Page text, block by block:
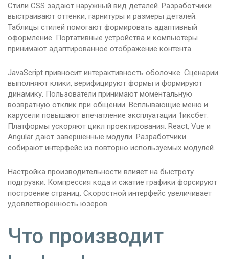
Стили CSS задают наружный вид деталей. Разработчики
выстраивают оттенки, гарнитуры и размеры деталей.
Таблицы стилей помогают формировать адаптивный
оформление. Портативные устройства и компьютеры
принимают адаптированное отображение контента.
JavaScript привносит интерактивность оболочке. Сценарии
выполняют клики, верифицируют формы и формируют
динамику. Пользователи принимают моментальную
возвратную отклик при общении. Всплывающие меню и
карусели повышают впечатление эксплуатации 1иксбет.
Платформы ускоряют цикл проектирования. React, Vue и
Angular дают завершенные модули. Разработчики
собирают интерфейс из повторно используемых модулей.
Настройка производительности влияет на быстроту
подгрузки. Компрессия кода и сжатие графики форсируют
построение страниц. Скоростной интерфейс увеличивает
удовлетворенность юзеров.
Что производит